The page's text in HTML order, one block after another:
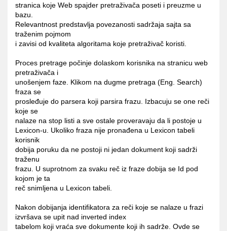
stranica koje Web spajder pretraživača poseti i preuzme u
bazu.
Relevantnost predstavlja povezanosti sadržaja sajta sa
traženim pojmom
i zavisi od kvaliteta algoritama koje pretraživač koristi.
Proces pretrage počinje dolaskom korisnika na stranicu web
pretraživača i
unošenjem faze. Klikom na dugme pretraga (Eng. Search)
fraza se
prosleđuje do parsera koji parsira frazu. Izbacuju se one reči
koje se
nalaze na stop listi a sve ostale proveravaju da li postoje u
Lexicon-u. Ukoliko fraza nije pronađena u Lexicon tabeli
korisnik
dobija poruku da ne postoji ni jedan dokument koji sadrži
traženu
frazu. U suprotnom za svaku reč iz fraze dobija se Id pod
kojom je ta
reč snimljena u Lexicon tabeli.
Nakon dobijanja identifikatora za reči koje se nalaze u frazi
izvršava se upit nad inverted index
tabelom koji vraća sve dokumente koji ih sadrže. Ovde se